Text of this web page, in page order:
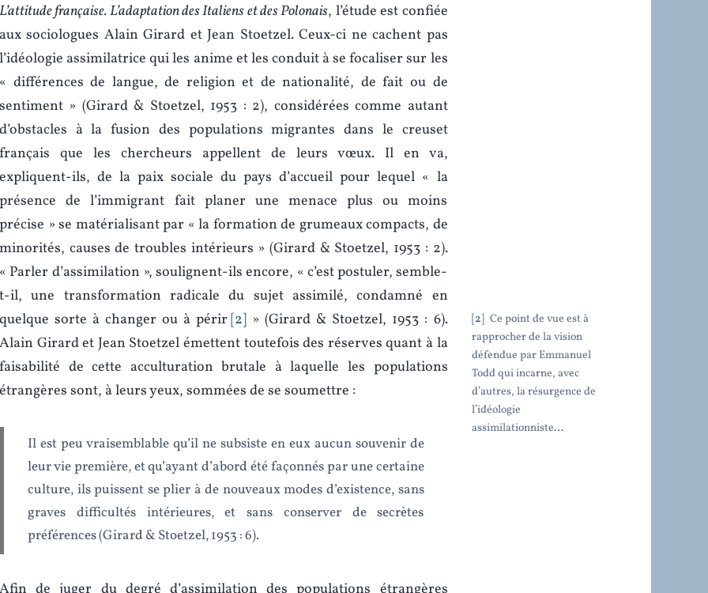
L’attitude française. L’adaptation des Italiens et des Polonais, l’étude est confiée
aux sociologues Alain Girard et Jean Stoetzel. Ceux-ci ne cachent pas
l’idéologie assimilatrice qui les anime et les conduit à se focaliser sur les
« différences de langue, de religion et de nationalité, de fait ou de
sentiment » (Girard & Stoetzel, 1953 : 2), considérées comme autant
d’obstacles à la fusion des populations migrantes dans le creuset
français que les chercheurs appellent de leurs vœux. Il en va,
expliquent-ils, de la paix sociale du pays d’accueil pour lequel « la
présence de l’immigrant fait planer une menace plus ou moins
précise » se matérialisant par « la formation de grumeaux compacts, de
minorités, causes de troubles intérieurs » (Girard & Stoetzel, 1953 : 2).
« Parler d’assimilation », soulignent-ils encore, « c’est postuler, semble-
t-il, une transformation radicale du sujet assimilé, condamné en
quelque sorte à changer ou à périr 2 » (Girard & Stoetzel, 1953 : 6).
Alain Girard et Jean Stoetzel émettent toutefois des réserves quant à la
faisabilité de cette acculturation brutale à laquelle les populations
étrangères sont, à leurs yeux, sommées de se soumettre :
Il est peu vraisemblable qu’il ne subsiste en eux aucun souvenir de
leur vie première, et qu’ayant d’abord été façonnés par une certaine
culture, ils puissent se plier à de nouveaux modes d’existence, sans
graves difficultés intérieures, et sans conserver de secrètes
préférences (Girard & Stoetzel, 1953 : 6).
Afin de juger du degré d’assimilation des populations étrangères
2
Ce point de vue est à
rapprocher de la vision
défendue par Emmanuel
Todd qui incarne, avec
d’autres, la résurgence de
l’idéologie
assimilationniste…